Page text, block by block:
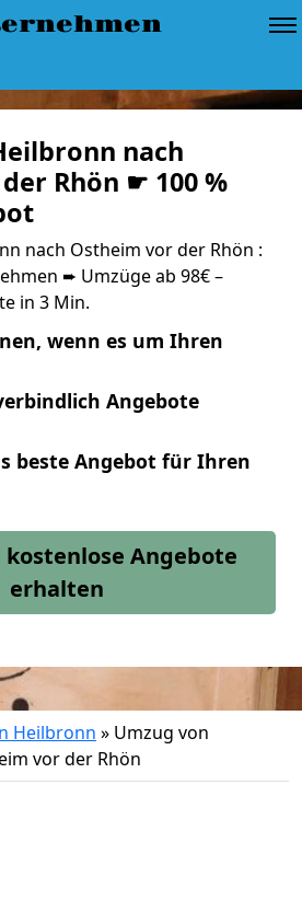
nach
Rhön ☛ 100 %
nach Ostheim vor der Rhön :
➨ Umzüge ab 98€ –
in 3 Min.
wenn es um Ihren
Angebote
beste Angebot für Ihren
Angebote
erhalten
Heilbronn » Umzug von
vor der Rhön